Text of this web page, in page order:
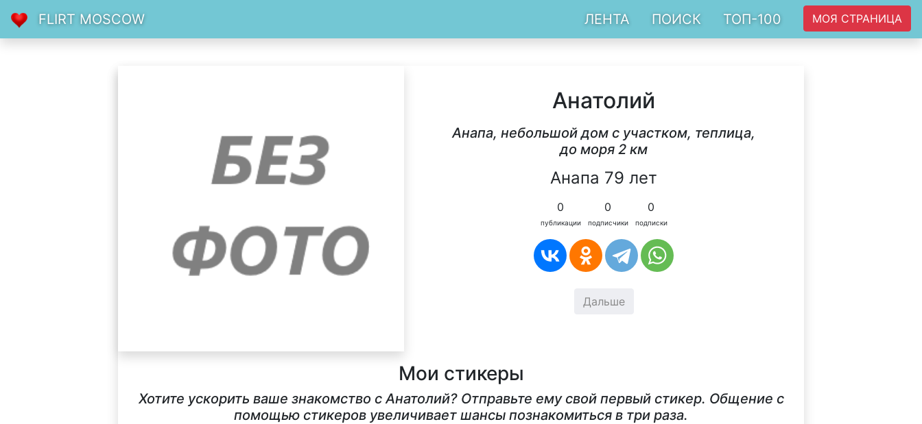
FLIRT MOSCOW ЛЕНТА ПОИСК ТОП-100 МОЯ СТРАНИЦА
Анатолий
Анапа, небольшой дом с участком, теплица,
до моря 2 км
Анапа 79 лет
0
публикации
0
подписчики
0
подписки
Дальше
Мои стикеры
Хотите ускорить ваше знакомство с Анатолий? Отправьте ему свой первый стикер. Общение с
помощью стикеров увеличивает шансы познакомиться в три раза.